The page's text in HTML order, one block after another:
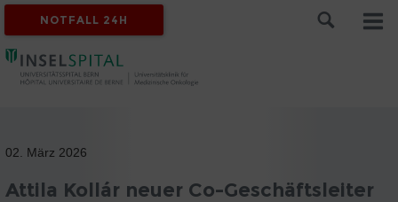
NOTFALL 24H
02. März 2026
Attila Kollár neuer Co-Geschäftsleiter